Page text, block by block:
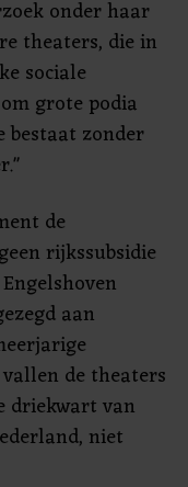
onder haar
theaters, die in
sociale
grote podia
bestaat zonder
de
rijkssubsidie
aan
de theaters
driekwart van
niet